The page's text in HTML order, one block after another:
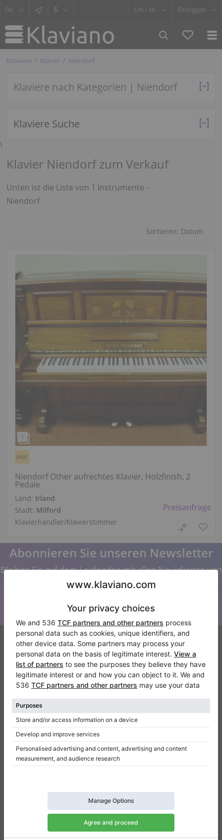
$ Cm / In Einloggen
Klaviano Klavier Niendorf
Klaviere nach Kategorien | Niendorf
Klaviere Suche
\
Klavier Niendorf zum Verkauf
Unten ist die Liste von 1 Instrumente -
Niendorf
Sortieren: Datum
Preisanfrage
Hot
Niendorf Other aufrechtes Klavier, Holzfinish, 2
Pedale
Land: Irland
Stadt: Milford
Klavierhändler/Klavierstimmer
Abonnieren Sie unseren Newsletter
Bleiben Sie auf dem Laufenden mit allen Neuigkeiten von
Klaviano
Klaviano
Kontakt
Über Uns
Referenz hinterlassen
Nutzungsbedingungen
Datenschutzerklärung
Klaviere zu verkaufen